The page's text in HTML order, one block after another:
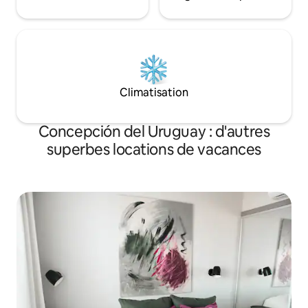
Climatisation
Concepción del Uruguay : d'autres
superbes locations de vacances